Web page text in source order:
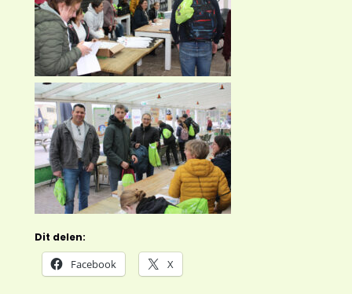
Dit delen:
Facebook X